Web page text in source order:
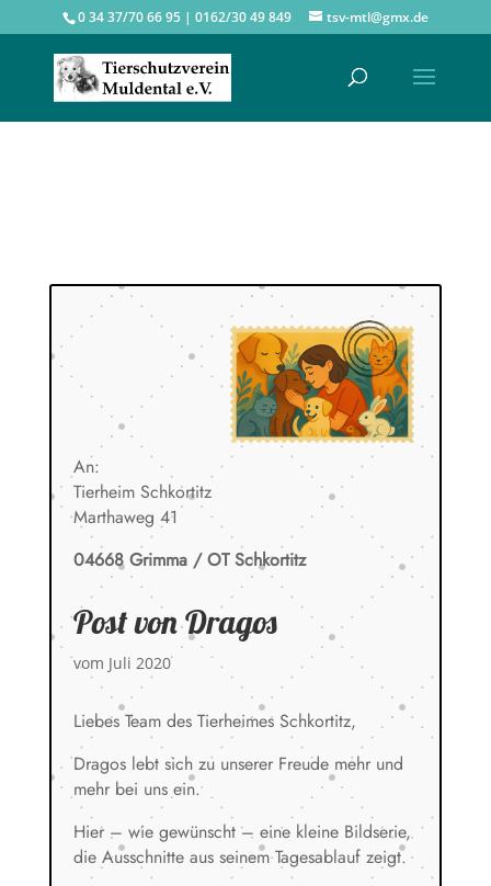
0 34 37/70 66 95 | 0162/30 49 849 tsv-mtl@gmx.de
An:
Tierheim Schkortitz
Marthaweg 41
04668 Grimma / OT Schkortitz
Post von Dragos
vom Juli 2020
Liebes Team des Tierheimes Schkortitz,
Dragos lebt sich zu unserer Freude mehr und
mehr bei uns ein.
Hier – wie gewünscht – eine kleine Bildserie,
die Ausschnitte aus seinem Tagesablauf zeigt.